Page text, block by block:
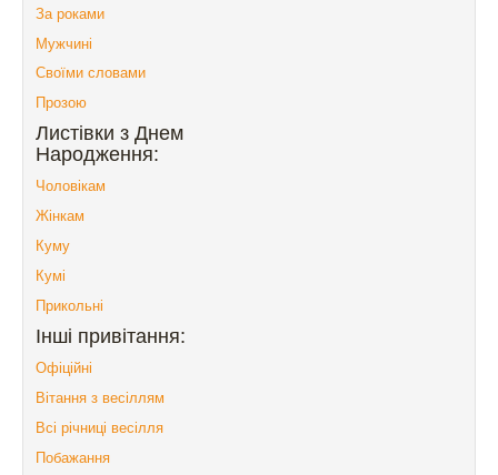
За роками
Мужчині
Своїми словами
Прозою
Листівки з Днем
Народження:
Чоловікам
Жінкам
Куму
Кумі
Прикольні
Інші привітання:
Офіційні
Вітання з весіллям
Всі річниці весілля
Побажання